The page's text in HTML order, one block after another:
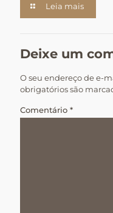
Leia mais
Deixe um
O seu endereço de e-
obrigatórios são
Comentário *